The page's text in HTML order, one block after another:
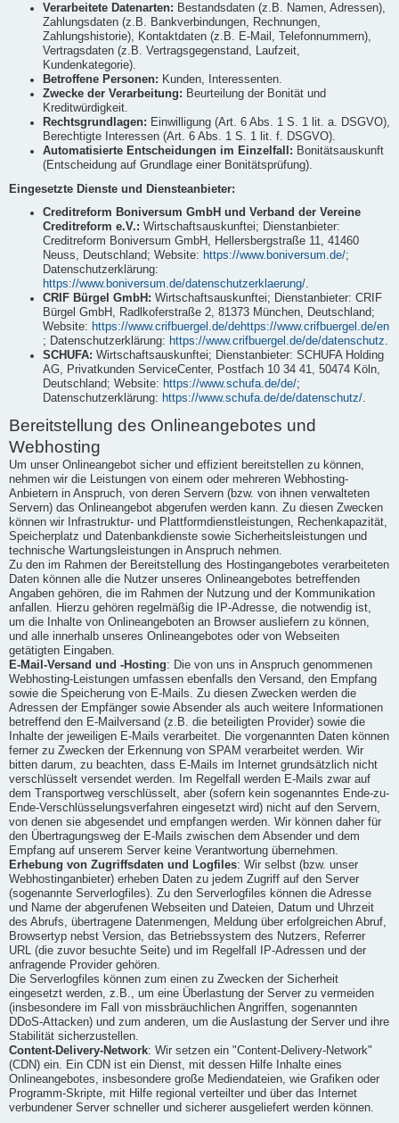
Verarbeitete Datenarten: Bestandsdaten (z.B. Namen, Adressen),
Zahlungsdaten (z.B. Bankverbindungen, Rechnungen,
Zahlungshistorie), Kontaktdaten (z.B. E-Mail, Telefonnummern),
Vertragsdaten (z.B. Vertragsgegenstand, Laufzeit,
Kundenkategorie).
Betroffene Personen: Kunden, Interessenten.
Zwecke der Verarbeitung: Beurteilung der Bonität und
Kreditwürdigkeit.
Rechtsgrundlagen: Einwilligung (Art. 6 Abs. 1 S. 1 lit. a. DSGVO),
Berechtigte Interessen (Art. 6 Abs. 1 S. 1 lit. f. DSGVO).
Automatisierte Entscheidungen im Einzelfall: Bonitätsauskunft
(Entscheidung auf Grundlage einer Bonitätsprüfung).
Eingesetzte Dienste und Diensteanbieter:
Creditreform Boniversum GmbH und Verband der Vereine
Creditreform e.V.: Wirtschaftsauskunftei; Dienstanbieter:
Creditreform Boniversum GmbH, Hellersbergstraße 11, 41460
Neuss, Deutschland; Website: https://www.boniversum.de/;
Datenschutzerklärung:
https://www.boniversum.de/datenschutzerklaerung/.
CRIF Bürgel GmbH: Wirtschaftsauskunftei; Dienstanbieter: CRIF
Bürgel GmbH, Radlkoferstraße 2, 81373 München, Deutschland;
Website: https://www.crifbuergel.de/dehttps://www.crifbuergel.de/en
; Datenschutzerklärung: https://www.crifbuergel.de/de/datenschutz
SCHUFA: Wirtschaftsauskunftei; Dienstanbieter: SCHUFA Holding
AG, Privatkunden ServiceCenter, Postfach 10 34 41, 50474 Köln,
Deutschland; Website: https://www.schufa.de/de/;
Datenschutzerklärung: https://www.schufa.de/de/datenschutz/.
Bereitstellung des Onlineangebotes und
Webhosting
Um unser Onlineangebot sicher und effizient bereitstellen zu können,
nehmen wir die Leistungen von einem oder mehreren Webhosting-
Anbietern in Anspruch, von deren Servern (bzw. von ihnen verwalteten
Servern) das Onlineangebot abgerufen werden kann. Zu diesen Zwecken
können wir Infrastruktur- und Plattformdienstleistungen, Rechenkapazität,
Speicherplatz und Datenbankdienste sowie Sicherheitsleistungen und
technische Wartungsleistungen in Anspruch nehmen.
Zu den im Rahmen der Bereitstellung des Hostingangebotes verarbeiteten
Daten können alle die Nutzer unseres Onlineangebotes betreffenden
Angaben gehören, die im Rahmen der Nutzung und der Kommunikation
anfallen. Hierzu gehören regelmäßig die IP-Adresse, die notwendig ist,
um die Inhalte von Onlineangeboten an Browser ausliefern zu können,
und alle innerhalb unseres Onlineangebotes oder von Webseiten
getätigten Eingaben.
E-Mail-Versand und -Hosting: Die von uns in Anspruch genommenen
Webhosting-Leistungen umfassen ebenfalls den Versand, den Empfang
sowie die Speicherung von E-Mails. Zu diesen Zwecken werden die
Adressen der Empfänger sowie Absender als auch weitere Informationen
betreffend den E-Mailversand (z.B. die beteiligten Provider) sowie die
Inhalte der jeweiligen E-Mails verarbeitet. Die vorgenannten Daten können
ferner zu Zwecken der Erkennung von SPAM verarbeitet werden. Wir
bitten darum, zu beachten, dass E-Mails im Internet grundsätzlich nicht
verschlüsselt versendet werden. Im Regelfall werden E-Mails zwar auf
dem Transportweg verschlüsselt, aber (sofern kein sogenanntes Ende-zu-
Ende-Verschlüsselungsverfahren eingesetzt wird) nicht auf den Servern,
von denen sie abgesendet und empfangen werden. Wir können daher für
den Übertragungsweg der E-Mails zwischen dem Absender und dem
Empfang auf unserem Server keine Verantwortung übernehmen.
Erhebung von Zugriffsdaten und Logfiles: Wir selbst (bzw. unser
Webhostinganbieter) erheben Daten zu jedem Zugriff auf den Server
(sogenannte Serverlogfiles). Zu den Serverlogfiles können die Adresse
und Name der abgerufenen Webseiten und Dateien, Datum und Uhrzeit
des Abrufs, übertragene Datenmengen, Meldung über erfolgreichen Abruf,
Browsertyp nebst Version, das Betriebssystem des Nutzers, Referrer
URL (die zuvor besuchte Seite) und im Regelfall IP-Adressen und der
anfragende Provider gehören.
Die Serverlogfiles können zum einen zu Zwecken der Sicherheit
eingesetzt werden, z.B., um eine Überlastung der Server zu vermeiden
(insbesondere im Fall von missbräuchlichen Angriffen, sogenannten
DDoS-Attacken) und zum anderen, um die Auslastung der Server und ihre
Stabilität sicherzustellen.
Content-Delivery-Network: Wir setzen ein "Content-Delivery-Network"
(CDN) ein. Ein CDN ist ein Dienst, mit dessen Hilfe Inhalte eines
Onlineangebotes, insbesondere große Mediendateien, wie Grafiken oder
Programm-Skripte, mit Hilfe regional verteilter und über das Internet
verbundener Server schneller und sicherer ausgeliefert werden können.